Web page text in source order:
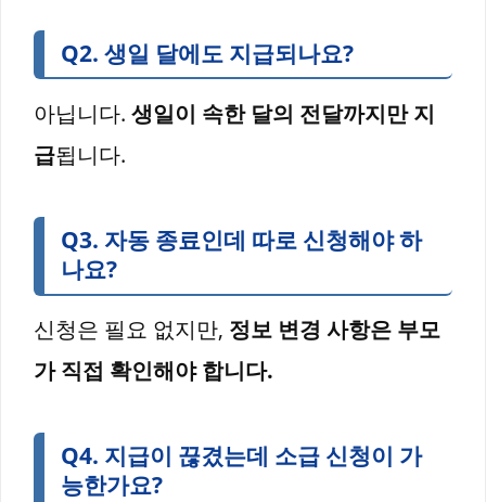
Q2. 생일 달에도 지급되나요?
아닙니다. 생일이 속한 달의 전달까지만 지
급됩니다.
Q3. 자동 종료인데 따로 신청해야 하
나요?
신청은 필요 없지만, 정보 변경 사항은 부모
가 직접 확인해야 합니다.
Q4. 지급이 끊겼는데 소급 신청이 가
능한가요?